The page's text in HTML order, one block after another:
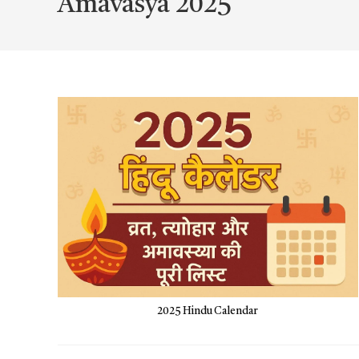
Amavasya 2025
2025 Hindu Calendar